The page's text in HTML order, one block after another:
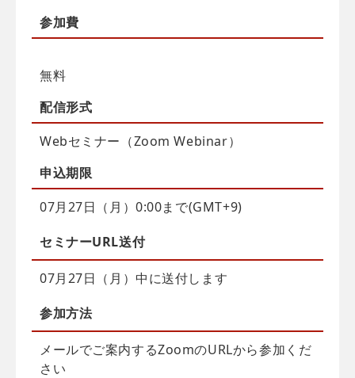
参加費
無料
配信形式
Webセミナー（Zoom Webinar）
申込期限
07月27日（月）0:00まで(GMT+9)
セミナーURL送付
07月27日（月）中に送付します
参加方法
メールでご案内するZoomのURLから参加くだ
さい